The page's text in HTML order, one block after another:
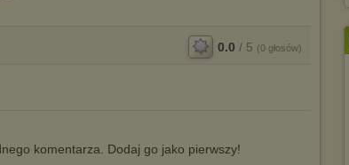
0.0 / 5 (0 głosów)
komentarza. Dodaj go jako pierwszy!